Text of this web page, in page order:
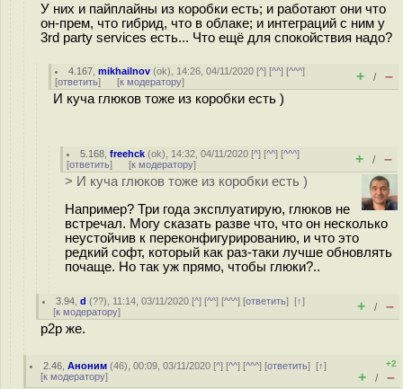
У них и пайплайны из коробки есть; и работают они что
он-прем, что гибрид, что в облаке; и интеграций с ним у
3rd party services есть... Что ещё для спокойствия надо?
4.167 ,mikhailnov (ok), 14:26, 04/11/2020 [^] [^^] [^^^]
[ответить] [к модератору] + / –
И куча глюков тоже из коробки есть )
5.168 ,freehck (ok), 14:32, 04/11/2020 [^] [^^] [^^^]
[ответить] [к модератору] + / –
> И куча глюков тоже из коробки есть )
Например? Три года эксплуатирую, глюков не
встречал. Могу сказать разве что, что он несколько
неустойчив к переконфигурированию, и что это
редкий софт, который как раз-таки лучше обновлять
почаще. Но так уж прямо, чтобы глюки?..
3.94 ,d (??), 11:14, 03/11/2020 [^] [^^] [^^^] [ответить][↑]
[к модератору] + / –
p2p же.
2.46 ,Аноним (46), 00:09, 03/11/2020 [^] [^^] [^^^] [ответить][↑]
[к модератору]
+2
+ / –